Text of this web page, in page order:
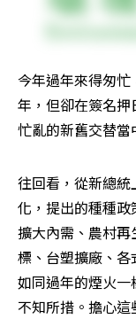
今年過年來得匆
年，但卻在簽名
忙亂的新舊交替當
往回看，從新總
化，提出的種種政
擴大內需、農村
標、台塑擴廠、
如同過年的煙火
不知所措。擔心